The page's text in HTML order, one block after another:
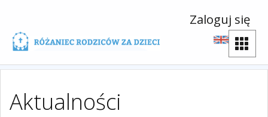
Zaloguj się
Aktualności